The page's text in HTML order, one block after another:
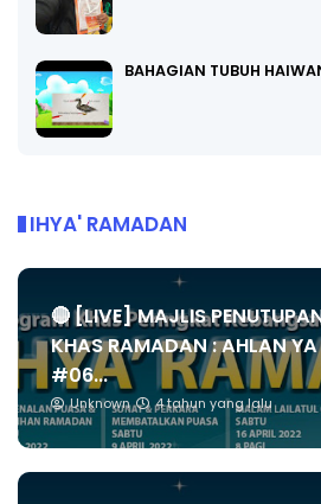
BAHAGIAN TUBUH
IHYA' RAMADAN
🔴 [LIVE] MAJLIS
KHAS RAMADAN : AHLAN
#06...
Unknown 4 tahun yang lalu